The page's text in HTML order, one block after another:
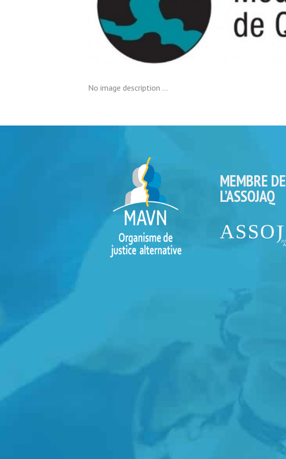
No image description ...
MEMBRE DE
L’ASSOJAQ